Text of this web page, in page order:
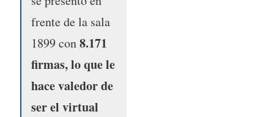
frente de la sala
1899 con8.171
firmas, lo que le
hace valedor de
ser el virtual